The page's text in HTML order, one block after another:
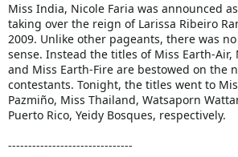
Miss India, Nicole Faria was announced
taking over the reign of Larissa Ribeiro
2009. Unlike other pageants, there was
sense. Instead the titles of Miss Earth-Air,
and Miss Earth-Fire are bestowed on the
contestants. Tonight, the titles went to
Pazmiño, Miss Thailand, Watsaporn
Puerto Rico, Yeidy Bosques, respectively.
-------------------------------